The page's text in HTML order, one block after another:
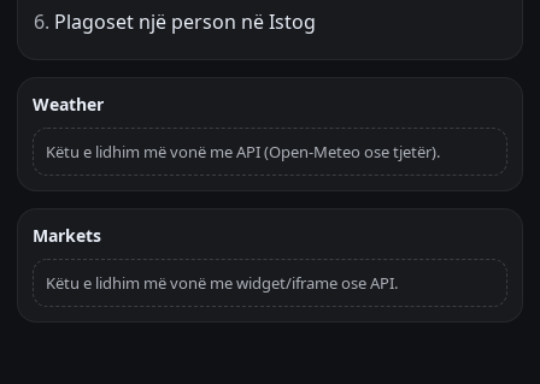
Plagoset një person në Istog
Weather
Këtu e lidhim më vonë me API (Open-Meteo ose tjetër).
Markets
Këtu e lidhim më vonë me widget/iframe ose API.